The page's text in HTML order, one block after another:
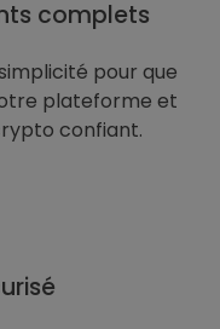
complets
pour que
plateforme et
confiant.